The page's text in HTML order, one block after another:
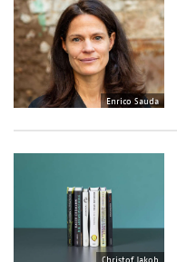
Enrico Sauda
Christof Jakob